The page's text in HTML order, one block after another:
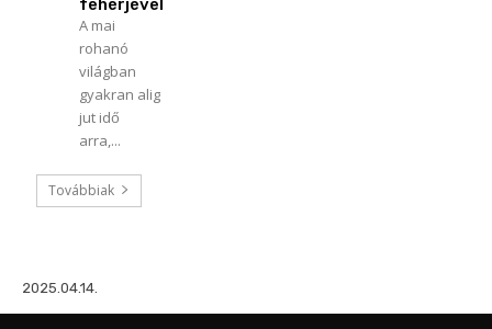
fehérjével
A mai
rohanó
világban
gyakran alig
jut idő
arra,...
Továbbiak
2025.04.14.